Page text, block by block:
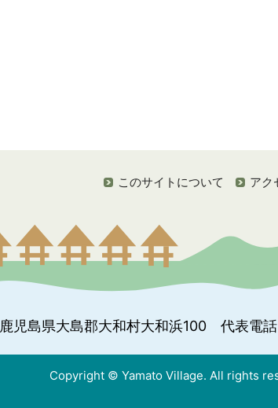
このサイトについて アク
鹿児島県大島郡大和村大和浜100 代表電
Copyright © Yamato Village. All rights